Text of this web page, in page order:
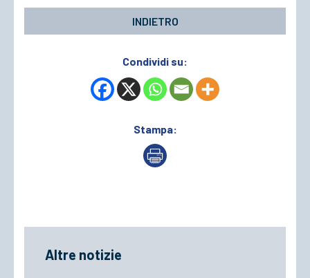
INDIETRO
Condividi su:
Stampa:
Altre notizie